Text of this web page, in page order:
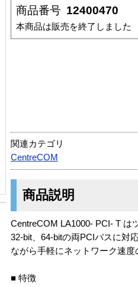
商品番号 12400470
本商品は販売を終了しました
関連カテゴリ
CentreCOM
商品説明
CentreCOM LA1000- PCI- T は
32-bit、64-bitの両PCIバスに対
ながら手軽にネットワーク速度
■ 特徴